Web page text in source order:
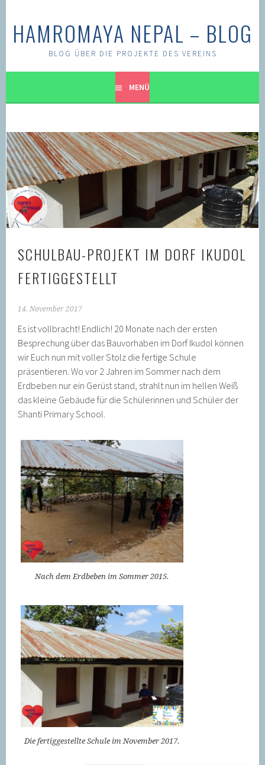
Inhalt
HAMROMAYA NEPAL – BLOG
BLOG ÜBER DIE PROJEKTE DES VEREINS
MENÜ
SCHULBAU-PROJEKT IM DORF IKUDOL
FERTIGGESTELLT
14. November 2017
Es ist vollbracht! Endlich! 20 Monate nach der ersten
Besprechung über das Bauvorhaben im Dorf Ikudol können
wir Euch nun mit voller Stolz die fertige Schule
präsentieren. Wo vor 2 Jahren im Sommer nach dem
Erdbeben nur ein Gerüst stand, strahlt nun im hellen Weiß
das kleine Gebäude für die Schülerinnen und Schüler der
Shanti Primary School.
Nach dem Erdbeben im Sommer 2015.
Die fertiggestellte Schule im November 2017.